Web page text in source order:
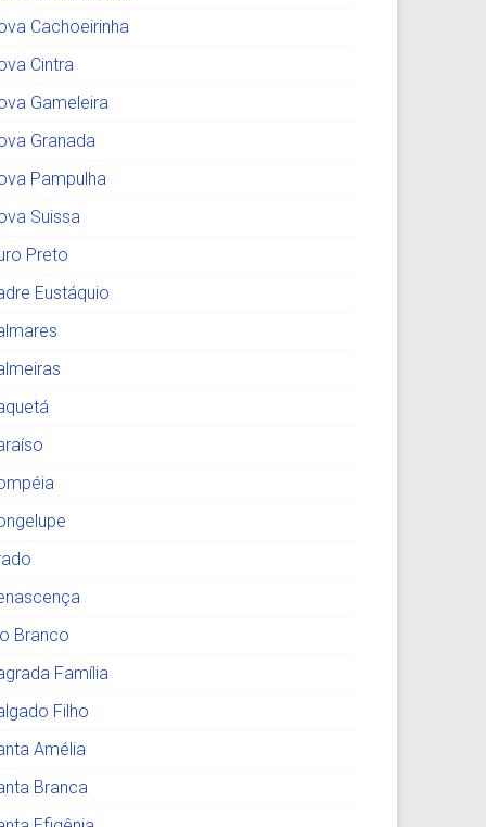
Cachoeirinha
Cintra
Gameleira
Granada
Pampulha
Suissa
Preto
Eustáquio
Branco
Família
Filho
Amélia
Branca